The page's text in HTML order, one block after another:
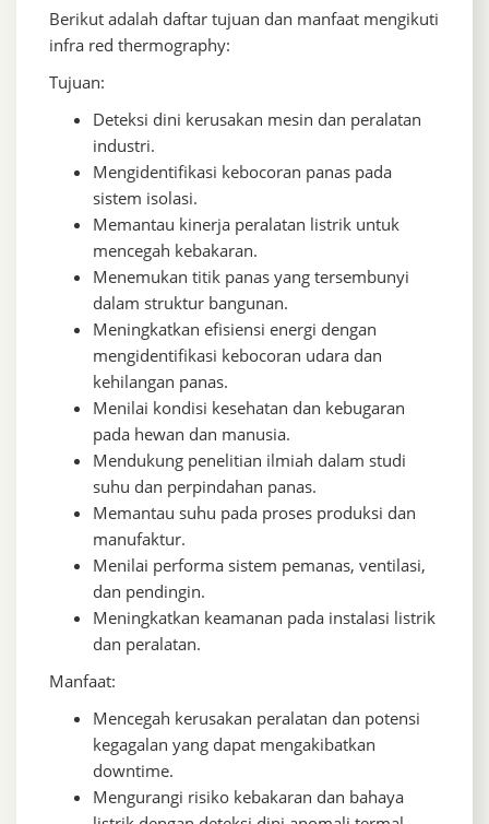
Berikut adalah daftar tujuan dan manfaat mengikuti
infra red thermography:
Tujuan:
Deteksi dini kerusakan mesin dan peralatan
industri.
Mengidentifikasi kebocoran panas pada
sistem isolasi.
Memantau kinerja peralatan listrik untuk
mencegah kebakaran.
Menemukan titik panas yang tersembunyi
dalam struktur bangunan.
Meningkatkan efisiensi energi dengan
mengidentifikasi kebocoran udara dan
kehilangan panas.
Menilai kondisi kesehatan dan kebugaran
pada hewan dan manusia.
Mendukung penelitian ilmiah dalam studi
suhu dan perpindahan panas.
Memantau suhu pada proses produksi dan
manufaktur.
Menilai performa sistem pemanas, ventilasi,
dan pendingin.
Meningkatkan keamanan pada instalasi listrik
dan peralatan.
Manfaat:
Mencegah kerusakan peralatan dan potensi
kegagalan yang dapat mengakibatkan
downtime.
Mengurangi risiko kebakaran dan bahaya